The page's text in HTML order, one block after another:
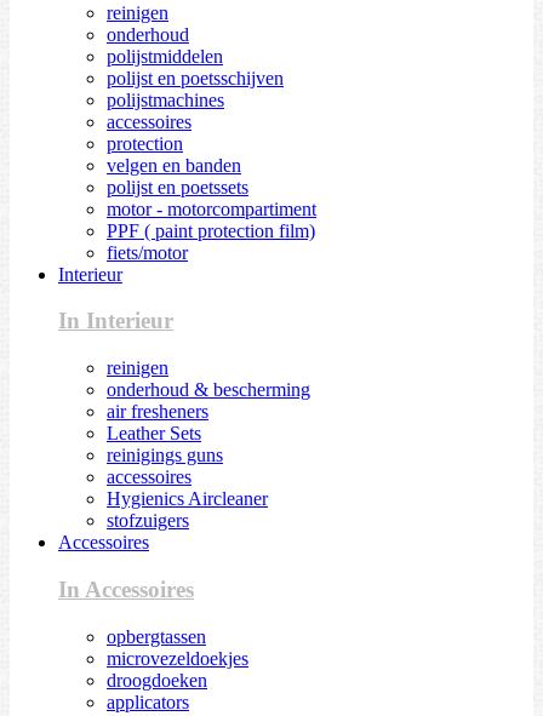
reinigen
onderhoud
polijstmiddelen
polijst en poetsschijven
polijstmachines
accessoires
protection
velgen en banden
polijst en poetssets
motor - motorcompartiment
PPF ( paint protection film)
fiets/motor
Interieur
In Interieur
reinigen
onderhoud & bescherming
air fresheners
Leather Sets
reinigings guns
accessoires
Hygienics Aircleaner
stofzuigers
Accessoires
In Accessoires
opbergtassen
microvezeldoekjes
droogdoeken
applicators